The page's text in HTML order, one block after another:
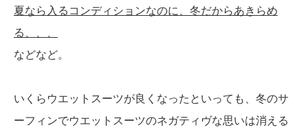
夏なら入るコンディションなのに、冬だからあきらめ
る、、、
などなど。
いくらウエットスーツが良くなったといっても、冬のサ
ーフィンでウエットスーツのネガティヴな思いは消える